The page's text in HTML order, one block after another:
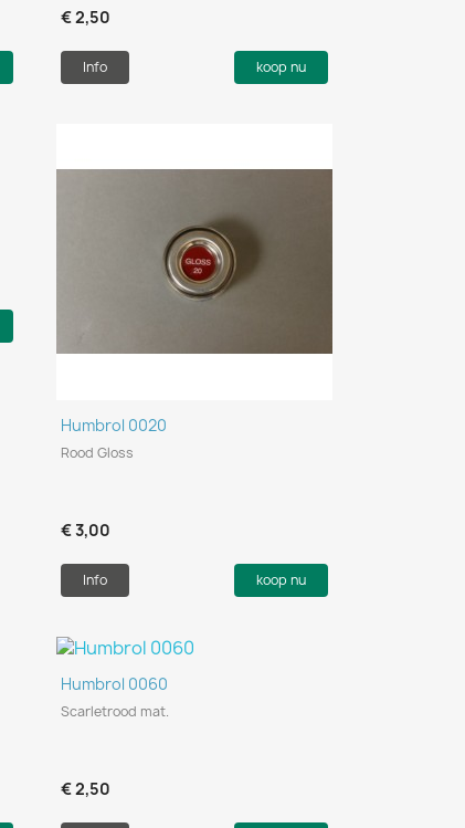
€ 2,50
Info koop nu
Snel bekijken
Humbrol 0020
Rood Gloss
€ 3,00
Info koop nu
Snel bekijken
Humbrol 0060
Scarletrood mat.
€ 2,50